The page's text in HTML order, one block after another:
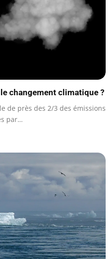
changement climatique ?
de près des 2/3 des émissions
par…